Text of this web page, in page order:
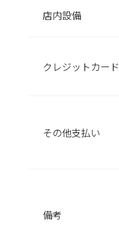
店内設備
クレジットカード
その他支払い
備考